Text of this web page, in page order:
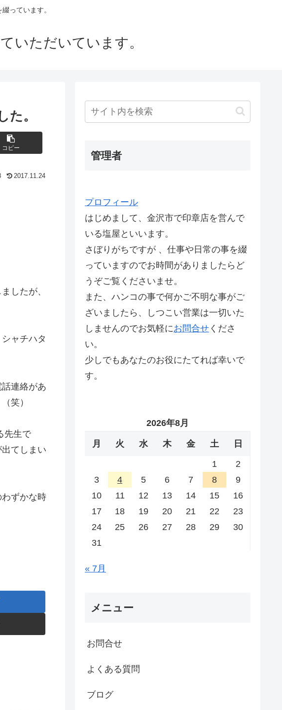
っています。
いただいています。
。
コピー
2017.11.24
したが、
ャチハタ
連絡があ
笑）
先生で
てしまい
ずかな時
管理者
プロフィール
はじめまして、金沢市で印章店を営んで
いる塩屋といいます。
さぼりがちですが 、仕事や日常の事を綴
っていますのでお時間がありましたらど
うぞご覧くださいませ。
また、ハンコの事で何かご不明な事がご
ざいましたら、しつこい営業は一切いた
しませんのでお気軽にお問合せ くださ
い。
少しでもあなたのお役にたてれば幸いで
す。
2026年8月
月 火 水 木 金 土 日
1
2
3
4 5 6 7 8
9
10
11 12 13 14 15
16
17
18 19 20 21 22
23
24
25 26 27 28 29
30
31
« 7月
メニュー
お問合せ
よくある質問
ブログ